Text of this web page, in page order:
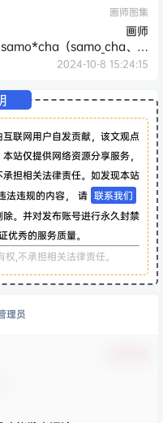
画师图集
画师
samo*cha（samo_cha、さ
も）的pixiv+twitter(x)图片
2024-10-8 15:24:15
联网用户自发贡献，该文观点
站仅提供网络资源分享服务，
担相关法律责任。如发现本站
法违规的内容， 请 联系我们
。并对发布账号进行永久封禁
优秀的服务质量。
,不承担相关法律责任。
理员